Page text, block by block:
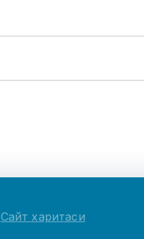
Сайт харитаси